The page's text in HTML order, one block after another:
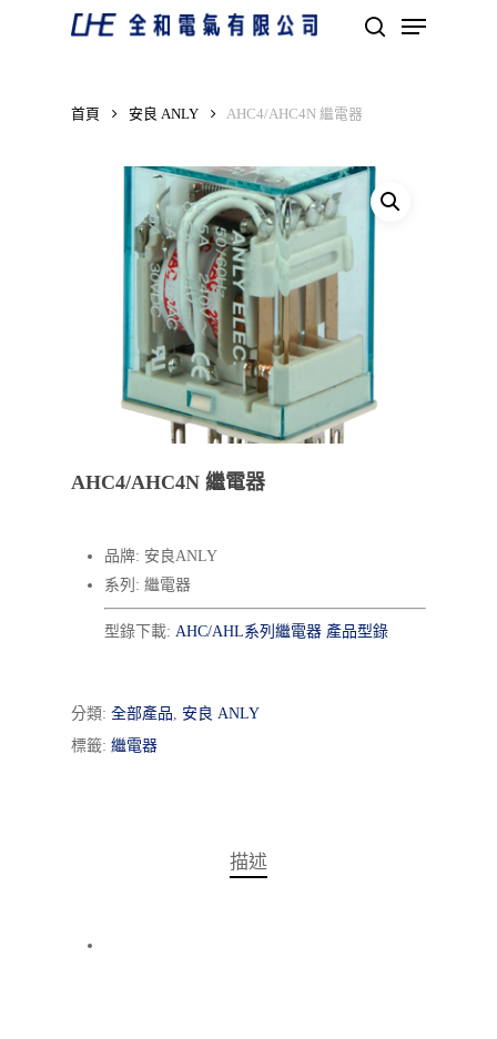
Menu
首頁 安良 ANLY AHC4/AHC4N 繼電器
AHC4/AHC4N 繼電器
品牌: 安良ANLY
系列: 繼電器
型錄下載: AHC/AHL系列繼電器 產品型錄
分類: 全部產品, 安良 ANLY
標籤: 繼電器
描述